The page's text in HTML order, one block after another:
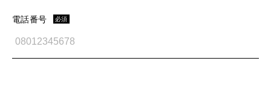
電話番号 必須